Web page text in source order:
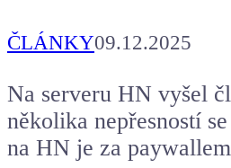
ČLÁNKY09.12.2025
Na serveru HN vyšel
několika nepřesností
na HN je za